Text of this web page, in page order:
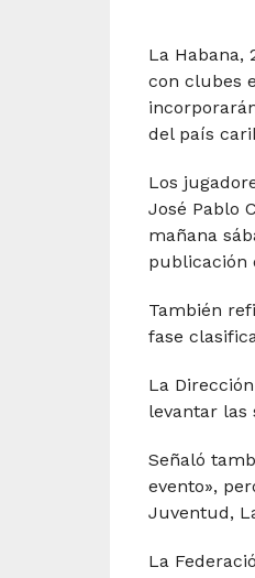
La Habana,
con clubes
del país
Los
José Pablo
mañana
publicación
También
fase
La
levantar las
Señaló
evento»,
Juventud,
La